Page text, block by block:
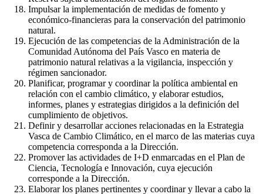
Impulsar la implementación de medidas de fomento y
económico-financieras para la conservación del patrimonio
natural.
Ejecución de las competencias de la Administración de la
Comunidad Autónoma del País Vasco en materia de
patrimonio natural relativas a la vigilancia, inspección y
régimen sancionador.
Planificar, programar y coordinar la política ambiental en
relación con el cambio climático, y elaborar estudios,
informes, planes y estrategias dirigidos a la definición del
cumplimiento de objetivos.
Definir y desarrollar acciones relacionadas en la Estrategia
Vasca de Cambio Climático, en el marco de las materias cuya
competencia corresponda a la Dirección.
Promover las actividades de I+D enmarcadas en el Plan de
Ciencia, Tecnología e Innovación, cuya ejecución
corresponde a la Dirección.
Elaborar los planes pertinentes y coordinar y llevar a cabo la